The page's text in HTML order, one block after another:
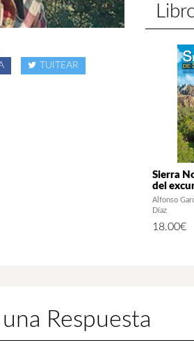
TUITEAR
Sierra
del
Alfonso
Díaz
18.00€
Respuesta